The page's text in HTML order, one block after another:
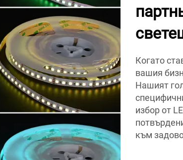
Когато
вашия
Нашият
избор от
към